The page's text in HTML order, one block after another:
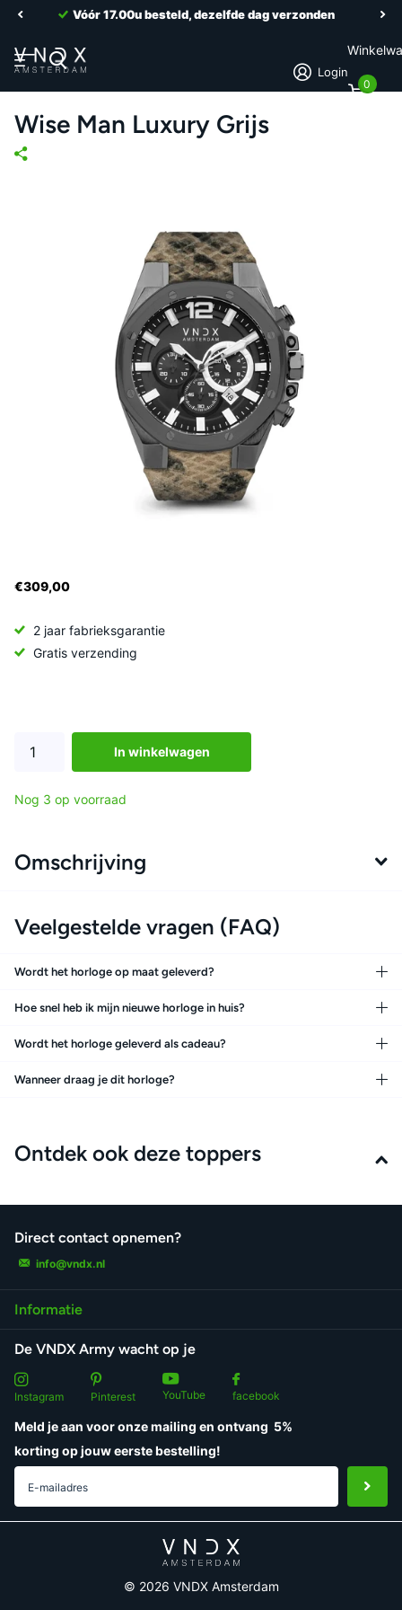
Vóór 17.00u besteld, dezelfde dag verzonden
Login
0
Wise Man Luxury Grijs
€309,00
2 jaar fabrieksgarantie
Gratis verzending
In winkelwagen
Nog 3 op voorraad
Omschrijving
Veelgestelde vragen (FAQ)
Wordt het horloge op maat geleverd?
Hoe snel heb ik mijn nieuwe horloge in huis?
Wordt het horloge geleverd als cadeau?
Wanneer draag je dit horloge?
Ontdek ook deze toppers
Direct contact opnemen?
info@vndx.nl
Informatie
De VNDX Army wacht op je
Instagram Pinterest YouTube facebook
Meld je aan voor onze mailing en ontvang 5%
korting op jouw eerste bestelling!
© 2026 VNDX Amsterdam